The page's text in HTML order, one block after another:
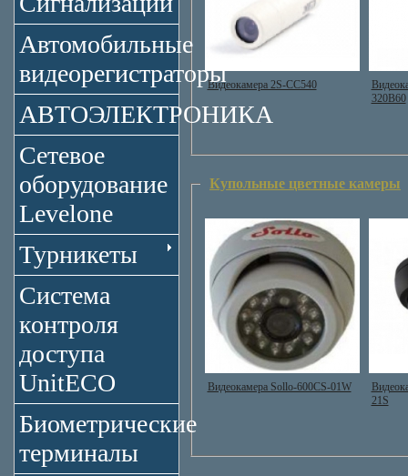
Автомобильные
видеорегистраторы
АВТОЭЛЕКТРОНИКА
Сетевое
оборудование
Levelone
Турникеты
Система
контроля
доступа
UnitECO
Биометрические
терминалы
Видеокамера 2S-CC540
320B60
Купольные цветные камеры
Видеокамера Sollo-600CS-01W
21S